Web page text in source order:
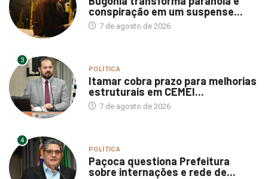
conspiração em um suspense...
7 de agosto de 2026
3
POLÍTICA
Itamar cobra prazo para melhorias
estruturais em CEMEI...
7 de agosto de 2026
4
POLÍTICA
Paçoca questiona Prefeitura
sobre internações e rede de...